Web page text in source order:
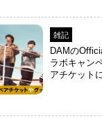
雑記
DAMの
ラボキャン
アチケット